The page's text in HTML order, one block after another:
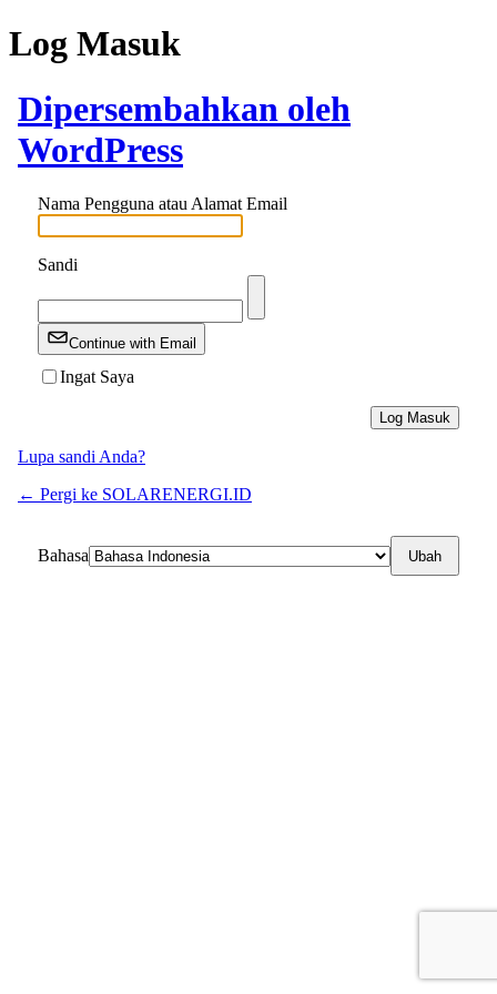
Log Masuk
Dipersembahkan oleh
WordPress
Nama Pengguna atau Alamat Email
Sandi
Continue with Email
Ingat Saya
Lupa sandi Anda?
← Pergi ke SOLARENERGI.ID
Bahasa